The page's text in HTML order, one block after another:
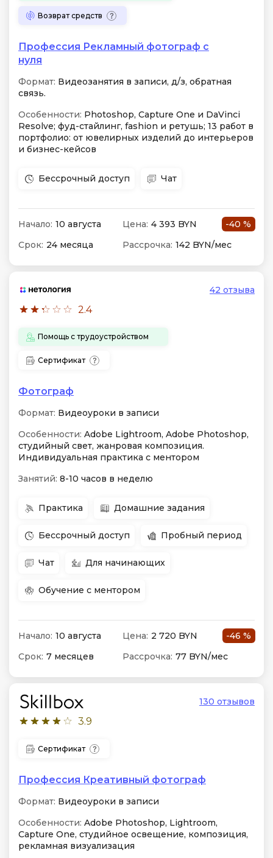
Возврат средств
Профессия Рекламный фотограф с
нуля
Формат: Видеозанятия в записи, д/з, обратная
связь.
Особенности: Photoshop, Capture One и DaVinci
Resolve; фуд-стайлинг, fashion и ретушь; 13 работ в
портфолио: от ювелирных изделий до интерьеров
и бизнес-кейсов
Бессрочный доступ Чат
Начало: 10 августа Цена: 4 393 BYN
-40 %
Срок: 24 месяца Рассрочка: 142 BYN/мес
2.4
42 отзыва
Помощь с трудоустройством
Сертификат
Фотограф
Формат: Видеоуроки в записи
Особенности: Adobe Lightroom, Adobe Photoshop,
студийный свет, жанровая композиция.
Индивидуальная практика с ментором
Занятий: 8-10 часов в неделю
Практика Домашние задания
Бессрочный доступ Пробный период
Чат Для начинающих
Обучение с ментором
Начало: 10 августа Цена: 2 720 BYN
-46 %
Срок: 7 месяцев Рассрочка: 77 BYN/мес
3.9
130 отзывов
Сертификат
Профессия Креативный фотограф
Формат: Видеоуроки в записи
Особенности: Adobe Photoshop, Lightroom,
Capture One, студийное освещение, композиция,
рекламная визуализация